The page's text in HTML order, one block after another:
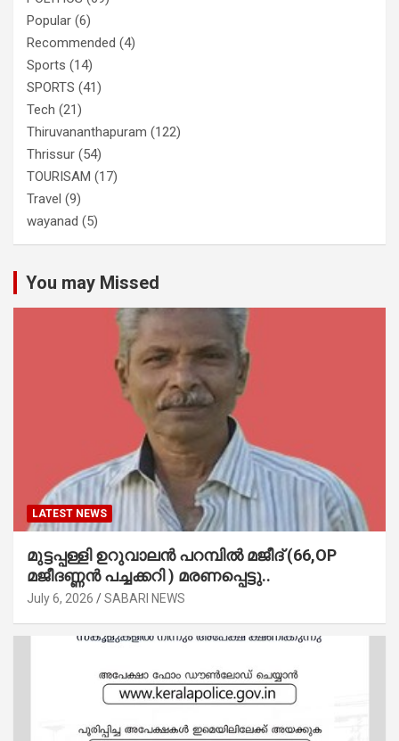
Popular (6)
Recommended (4)
Sports (14)
SPORTS (41)
Tech (21)
Thiruvananthapuram (122)
Thrissur (54)
TOURISAM (17)
Travel (9)
wayanad (5)
You may Missed
LATEST NEWS
മുട്ടപ്പള്ളി ഉറുവാലൻ പറമ്പിൽ മജീദ് (66,OP
മജീദണ്ണൻ പച്ചക്കറി ) മരണപ്പെട്ടു..
July 6, 2026 SABARI NEWS